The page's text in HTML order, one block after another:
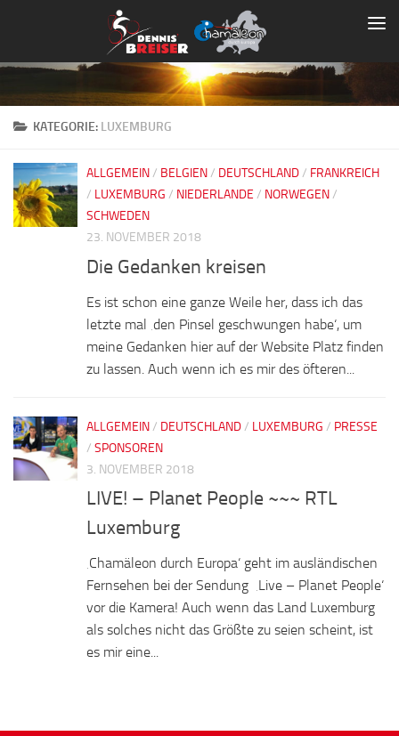
Zum Inhalt springen
KATEGORIE: LUXEMBURG
ALLGEMEIN/ BELGIEN/ DEUTSCHLAND/ FRANKREICH
/ LUXEMBURG / NIEDERLANDE / NORWEGEN/
SCHWEDEN
23. NOVEMBER 2018
Die Gedanken kreisen
Es ist schon eine ganze Weile her, dass ich das
letzte mal ‚den Pinsel geschwungen habe‘, um
meine Gedanken hier auf der Website Platz finden
zu lassen. Auch wenn ich es mir des öfteren...
ALLGEMEIN/ DEUTSCHLAND/ LUXEMBURG / PRESSE
/ SPONSOREN
3. NOVEMBER 2018
LIVE! – Planet People ~~~ RTL
Luxemburg
‚Chamäleon durch Europa‘ geht im ausländischen
Fernsehen bei der Sendung ‚Live – Planet People‘
vor die Kamera! Auch wenn das Land Luxemburg
als solches nicht das Größte zu seien scheint, ist
es mir eine...